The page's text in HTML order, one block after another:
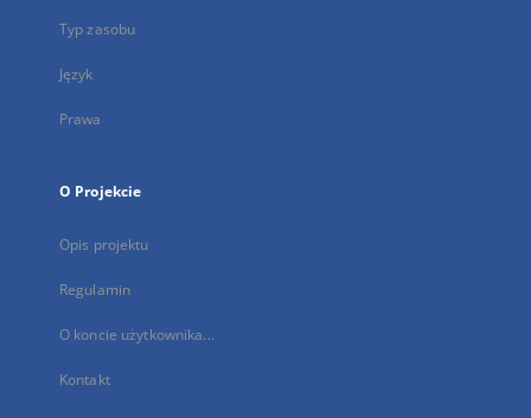
Typ zasobu
Język
Prawa
O Projekcie
Opis projektu
Regulamin
O koncie użytkownika...
Kontakt